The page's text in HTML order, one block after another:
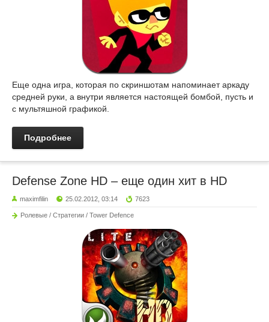
Еще одна игра, которая по скриншотам напоминает аркаду
средней руки, а внутри является настоящей бомбой, пусть и
с мультяшной графикой.
Подробнее
Defense Zone HD – еще один хит в HD
maximfilin 25.02.2012, 03:14 7623
Ролевые / Стратегии / Tower Defence